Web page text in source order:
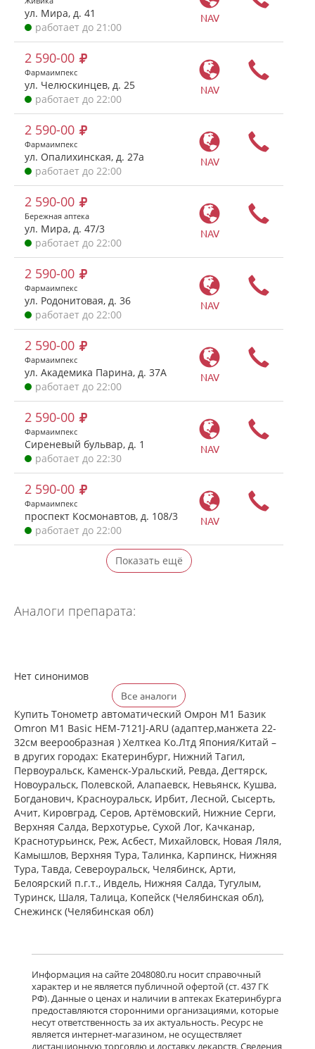
NAV
ул. Мира, д. 41
работает до 21:00
NAV
2 590-00
Фармаимпекс
ул. Челюскинцев, д. 25
работает до 22:00
NAV
2 590-00
Фармаимпекс
ул. Опалихинская, д. 27а
работает до 22:00
NAV
2 590-00
Бережная аптека
ул. Мира, д. 47/3
работает до 22:00
NAV
2 590-00
Фармаимпекс
ул. Родонитовая, д. 36
работает до 22:00
NAV
2 590-00
Фармаимпекс
ул. Академика Парина, д. 37А
работает до 22:00
NAV
2 590-00
Фармаимпекс
Сиреневый бульвар, д. 1
работает до 22:30
NAV
2 590-00
Фармаимпекс
проспект Космонавтов, д. 108/3
работает до 22:00
Показать ещё
Аналоги препарата:
Нет синонимов
Все аналоги
Купить Тонометр автоматический Омрон M1 Базик
Omron M1 Basic HEM-7121J-ARU (адаптер,манжета 22-
32см веерообразная ) Хелткеа Ко.Лтд Япония/Китай –
в других городах: Екатеринбург, Нижний Тагил,
Первоуральск, Каменск-Уральский, Ревда, Дегтярск,
Новоуральск, Полевской, Алапаевск, Невьянск, Кушва,
Богданович, Красноуральск, Ирбит, Лесной, Сысерть,
Ачит, Кировград, Серов, Артёмовский, Нижние Cерги,
Верхняя Салда, Верхотурье, Сухой Лог, Качканар,
Краснотурьинск, Реж, Асбест, Михайловск, Новая Ляля,
Камышлов, Верхняя Тура, Талинка, Карпинск, Нижняя
Тура, Тавда, Североуральск, Челябинск, Арти,
Белоярский п.г.т., Ивдель, Нижняя Салда, Тугулым,
Туринск, Шаля, Талица, Копейск (Челябинская обл),
Снежинск (Челябинская обл)
Информация на сайте 2048080.ru носит справочный
характер и не является публичной офертой (ст. 437 ГК
РФ). Данные о ценах и наличии в аптеках Екатеринбурга
предоставляются сторонними организациями, которые
несут ответственность за их актуальность. Ресурс не
является интернет-магазином, не осуществляет
дистанционную торговлю и доставку лекарств. Сведения